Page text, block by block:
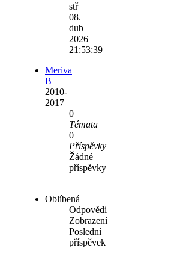
poslední
příspěvek
stř
08.
dub
2026
21:53:39
Meriva
B
2010-
2017
0
Témata
0
Příspěvky
Žádné
příspěvky
Oblíbená
Odpovědi
Zobrazení
Poslední
příspěvek